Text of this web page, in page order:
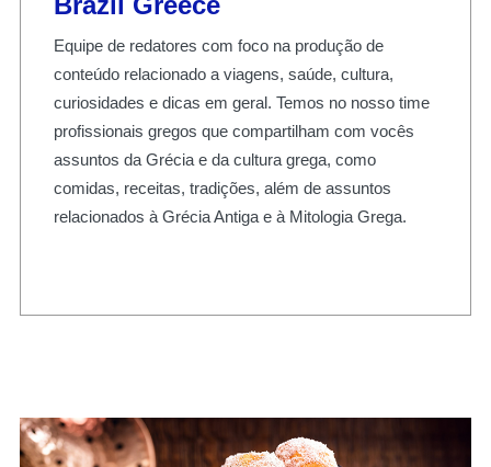
Equipe de redatores com foco na produção de
conteúdo relacionado a viagens, saúde, cultura,
curiosidades e dicas em geral. Temos no nosso time
profissionais gregos que compartilham com vocês
assuntos da Grécia e da cultura grega, como
comidas, receitas, tradições, além de assuntos
relacionados à Grécia Antiga e à Mitologia Grega.